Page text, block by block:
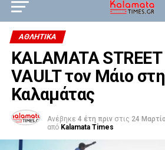
ΑΘΛΗΤΙΚΆ
KALAMATA STREET
VAULT τον Μάιο
Καλαμάτας
Ανέβηκε 4 έτη πριν στις 24
από Kalamata Times